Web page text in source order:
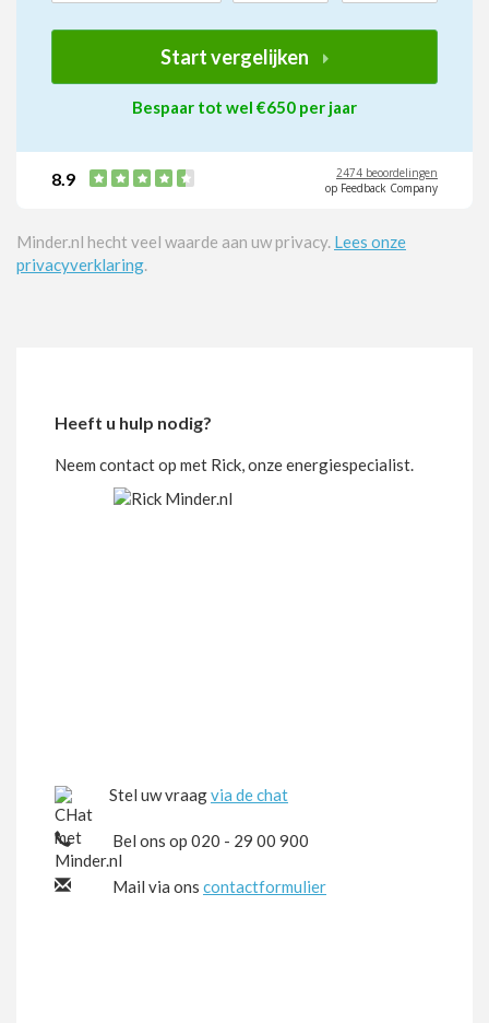
Start vergelijken
Bespaar tot wel €650 per jaar
8.9
2474 beoordelingen
op Feedback Company
Minder.nl hecht veel waarde aan uw privacy. Lees onze
privacyverklaring.
Heeft u hulp nodig?
Neem contact op met Rick, onze energiespecialist.
Stel uw vraagvia de chat
Bel ons op 020 - 29 00 900
Mail via ons contactformulier